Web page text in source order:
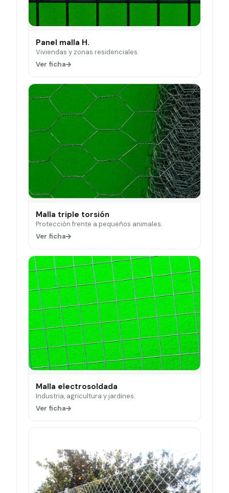
Panel malla H.
Viviendas y zonas residenciales.
Ver ficha
Malla triple torsión
Protección frente a pequeños animales.
Ver ficha
Malla electrosoldada
Industria, agricultura y jardines.
Ver ficha